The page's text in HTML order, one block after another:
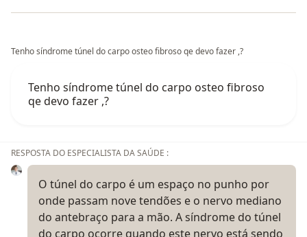
Tenho síndrome túnel do carpo osteo fibroso qe devo fazer ,?
Tenho síndrome túnel do carpo osteo fibroso
qe devo fazer ,?
RESPOSTA DO ESPECIALISTA DA SAÚDE :
O túnel do carpo é um espaço no punho por
onde passam nove tendões e o nervo mediano
do antebraço para a mão. A síndrome do túnel
do carpo ocorre quando este nervo está sendo